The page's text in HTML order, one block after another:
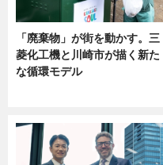
「廃棄物」が街を動かす。三
菱化工機と川崎市が描く新た
な循環モデル